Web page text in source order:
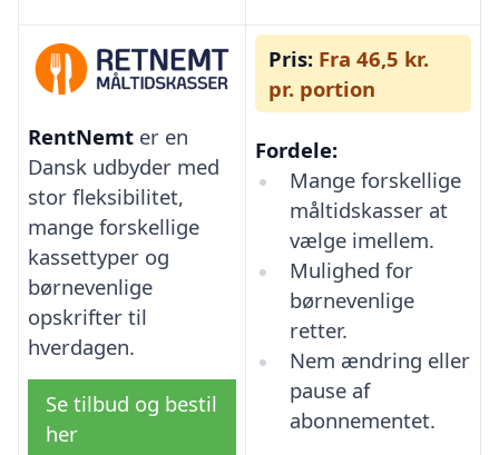
RentNemt er en
Dansk udbyder med
stor fleksibilitet,
mange forskellige
kassettyper og
børnevenlige
opskrifter til
hverdagen.
Se tilbud og bestil
her
Pris: Fra 46,5 kr.
pr. portion
Fordele:
Mange forskellige
måltidskasser at
vælge imellem.
Mulighed for
børnevenlige
retter.
Nem ændring eller
pause af
abonnementet.